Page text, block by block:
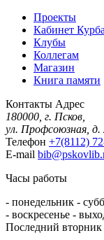
Проекты
Кабинет
Клубы
Коллегам
Магазин
Книга памяти
Контакты Адрес
180000, г. Псков,
ул. Профсоюзная, д.
Телефон +7(8112)
E-mail
Часы работы
- понедельник -
- воскресенье -
Последний вторник